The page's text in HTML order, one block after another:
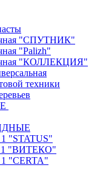
"СПУТНИК"
"Palizh"
"КОЛЛЕКЦИЯ"
техники
1 "STATUS"
1 "ВИТЕКО"
1 "CERTA"